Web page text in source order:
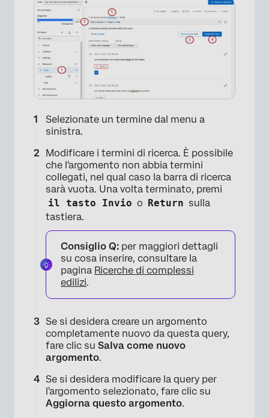
×
Selezionate un termine dal menu a
sinistra.
Modificare i termini di ricerca. È possibile
che l'argomento non abbia termini
collegati, nel qual caso la barra di ricerca
sarà vuota. Una volta terminato, premi
il tasto Invio o Return sulla
tastiera.
Consiglio Q: per maggiori dettagli
su cosa inserire, consultare la
pagina Ricerche di complessi
edilizi.
Se si desidera creare un argomento
completamente nuovo da questa query,
fare clic su Salva come nuovo
argomento.
Se si desidera modificare la query per
l'argomento selezionato, fare clic su
Aggiorna questo argomento.